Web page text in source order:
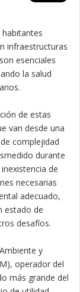
habitantes
infraestructuras
esenciales
la salud
de estas
van desde una
complejidad
durante
de
necesarias
adecuado,
estado de
desafíos.
y
operador del
más grande del